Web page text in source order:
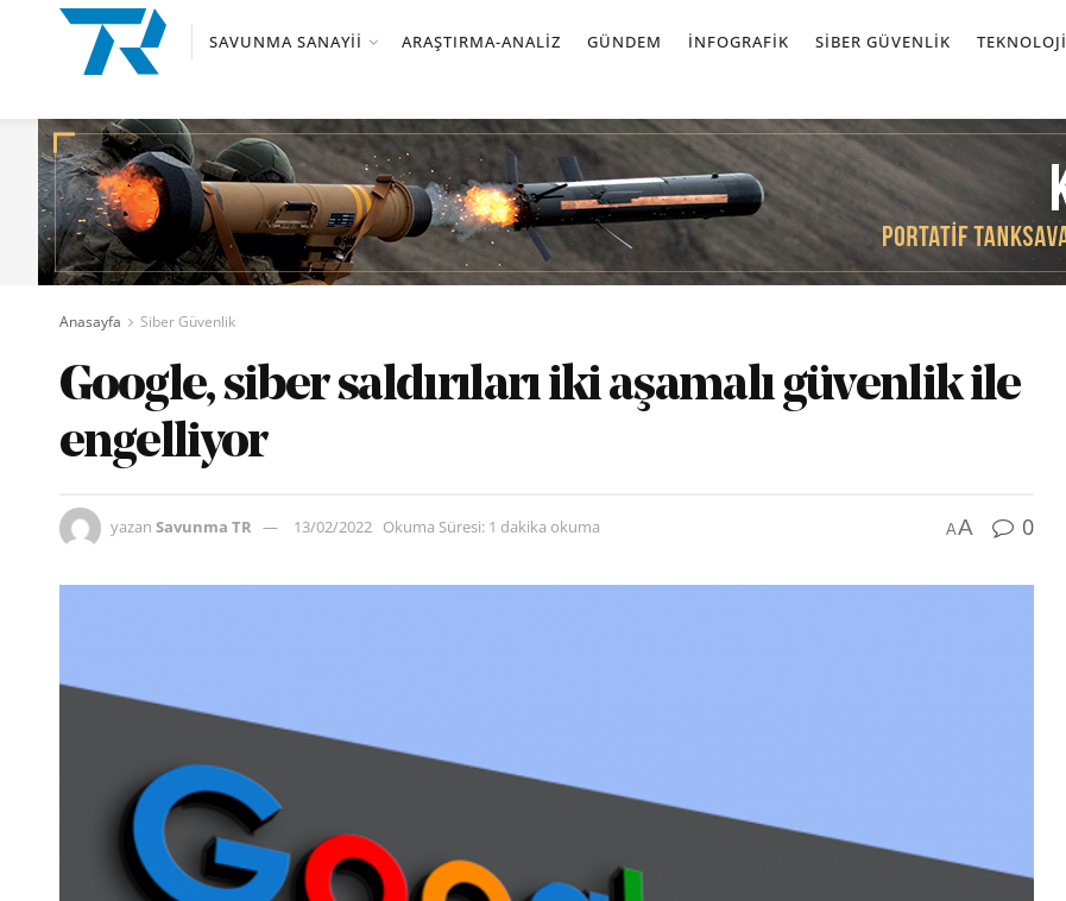
SAVUNMA SANAYII ARAŞTIRMA-ANALIZ GÜNDEM İNFOGRAFIK SIBER GÜVENLIK TEKNOLOJI
Anasayfa Siber Güvenlik
Google, siber saldırıları iki aşamalı güvenlik ile
engelliyor
yazan Savunma TR 13/02/2022 Okuma Süresi: 1 dakika okuma AA 0